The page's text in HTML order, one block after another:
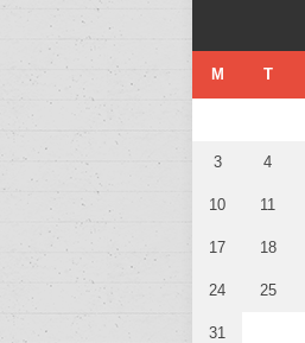
M T
3 4
10 11
17 18
24 25
31